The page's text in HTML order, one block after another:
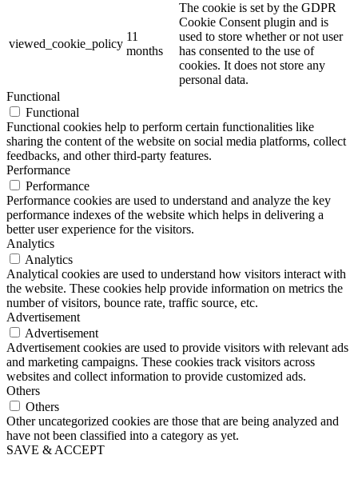
viewed_cookie_policy
11
months
The cookie is set by the GDPR
Cookie Consent plugin and is
used to store whether or not user
has consented to the use of
cookies. It does not store any
personal data.
Functional
Functional
Functional cookies help to perform certain functionalities like
sharing the content of the website on social media platforms, collect
feedbacks, and other third-party features.
Performance
Performance
Performance cookies are used to understand and analyze the key
performance indexes of the website which helps in delivering a
better user experience for the visitors.
Analytics
Analytics
Analytical cookies are used to understand how visitors interact with
the website. These cookies help provide information on metrics the
number of visitors, bounce rate, traffic source, etc.
Advertisement
Advertisement
Advertisement cookies are used to provide visitors with relevant ads
and marketing campaigns. These cookies track visitors across
websites and collect information to provide customized ads.
Others
Others
Other uncategorized cookies are those that are being analyzed and
have not been classified into a category as yet.
SAVE & ACCEPT